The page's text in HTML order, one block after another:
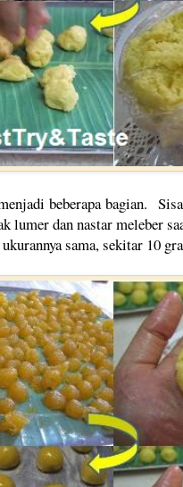
beberapa bagian.
lumer dan nastar meleber
sama, sekitar 10